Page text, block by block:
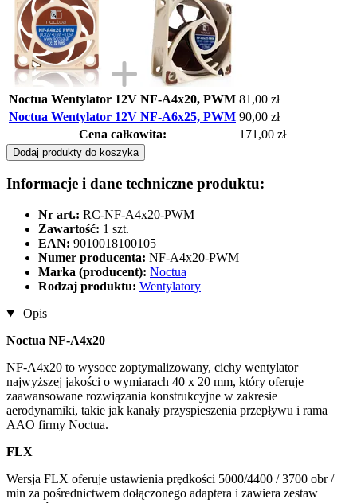
Noctua Wentylator 12V NF-A4x20, PWM 81,00 zł
Noctua Wentylator 12V NF-A6x25, PWM 90,00 zł
Cena całkowita:
171,00 zł
Dodaj produkty do koszyka
Informacje i dane techniczne produktu:
Nr art.: RC-NF-A4x20-PWM
Zawartość: 1 szt.
EAN: 9010018100105
Numer producenta: NF-A4x20-PWM
Marka (producent): Noctua
Rodzaj produktu: Wentylatory
Opis
Noctua NF-A4x20
NF-A4x20 to wysoce zoptymalizowany, cichy wentylator
najwyższej jakości o wymiarach 40 x 20 mm, który oferuje
zaawansowane rozwiązania konstrukcyjne w zakresie
aerodynamiki, takie jak kanały przyspieszenia przepływu i rama
AAO firmy Noctua.
FLX
Wersja FLX oferuje ustawienia prędkości 5000/4400 / 3700 obr /
min za pośrednictwem dołączonego adaptera i zawiera zestaw